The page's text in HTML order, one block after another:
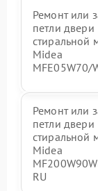
Ремонт или
петли двери
стиральной
Midea
MFE05W70/
Ремонт или
петли двери
стиральной
Midea
RU